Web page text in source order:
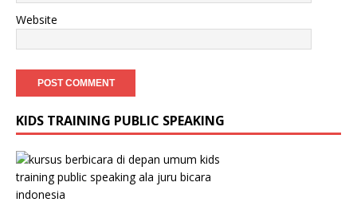
Website
KIDS TRAINING PUBLIC SPEAKING